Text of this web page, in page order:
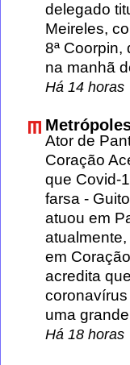
delegado
Meireles,
8ª Coorpin,
na manhã
Há 14 horas
Ator de
Coração
que Covid-
farsa -
atuou em
em
acredita
uma
Há 18 horas